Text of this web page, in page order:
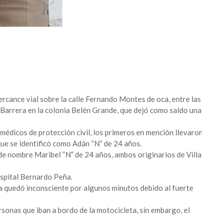
vial sobre la calle Fernando Montes de oca, entre las
en la colonia Belén Grande, que dejó como saldo una
de protección civil, los primeros en mención
se identificó como Adán “N” de 24 años.
nombre Maribel “N” de 24 años, ambos originarios de Villa
Bernardo Peña.
quedó inconsciente por algunos minutos debido al fuerte
que iban a bordo de la motocicleta, sin embargo, el